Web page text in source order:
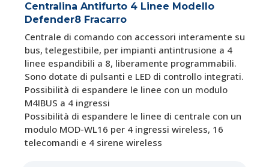
Centralina Antifurto 4 Linee Modello
Defender8 Fracarro
Centrale di comando con accessori interamente su
bus, telegestibile, per impianti antintrusione a 4
linee espandibili a 8, liberamente programmabili.
Sono dotate di pulsanti e LED di controllo integrati.
Possibilità di espandere le linee con un modulo
M4IBUS a 4 ingressi
Possibilità di espandere le linee di centrale con un
modulo MOD-WL16 per 4 ingressi wireless, 16
telecomandi e 4 sirene wireless